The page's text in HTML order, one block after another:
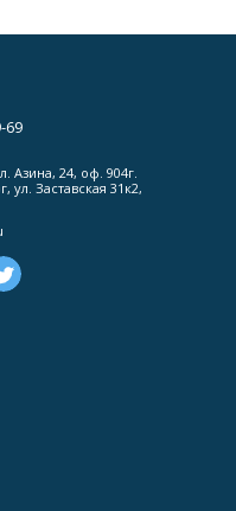
69
Азина, 24, оф. 904г.
ул. Заставская 31к2,